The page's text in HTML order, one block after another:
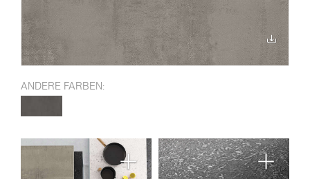
ANDERE FARBEN: